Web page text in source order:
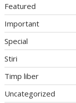
Featured
Important
Special
Stiri
Timp liber
Uncategorized